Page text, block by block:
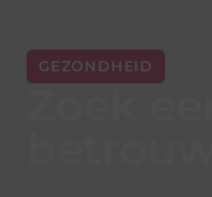
GEZONDHEID
Zoek